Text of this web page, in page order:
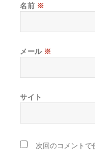
名前 ※
メール ※
サイト
次回のコメント